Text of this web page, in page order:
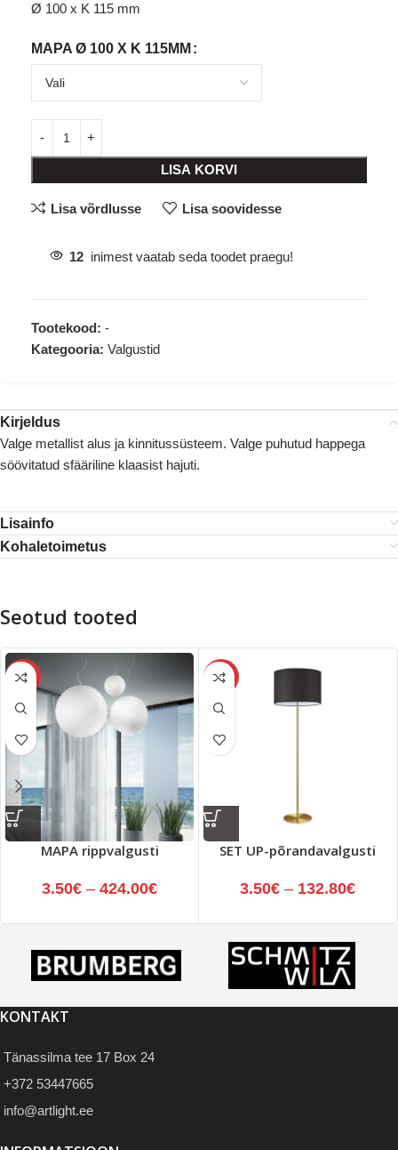
Ø 100 x K 115 mm
MAPA Ø 100 X K 115MM
LISA KORVI
Lisa võrdlusse Lisa soovidesse
12 inimest vaatab seda toodet praegu!
Tootekood: -
Kategooria: Valgustid
Kirjeldus
Valge metallist alus ja kinnitussüsteem. Valge puhutud happega
söövitatud sfääriline klaasist hajuti.
Lisainfo
Kohaletoimetus
Seotud tooted
-20%
MAPA rippvalgusti
3.50€ – 424.00€
-20%
SET UP-põrandavalgusti
3.50€ – 132.80€
KONTAKT
Tänassilma tee 17 Box 24
+372 53447665
info@artlight.ee